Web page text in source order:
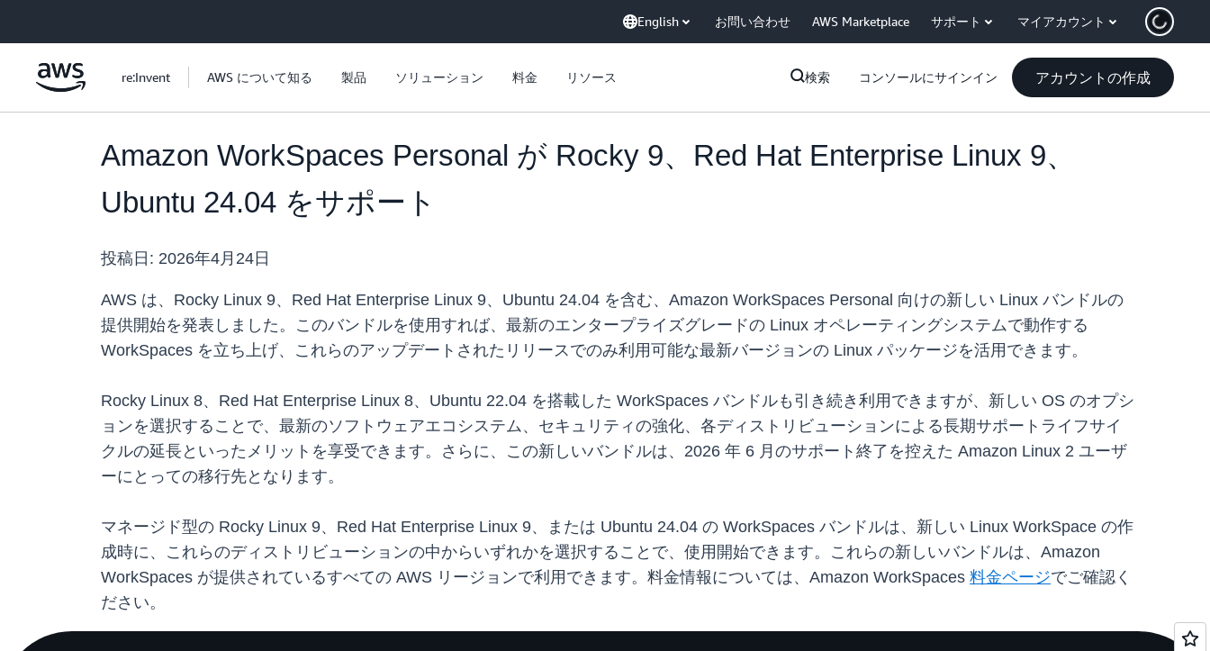
English お問い合わせ AWS Marketplace サポート マイアカウント
re:Invent AWS について知る 製品 ソリューション 料金 リソース 検索 コンソールにサインイン アカウントの作成
Amazon WorkSpaces Personal が Rocky 9、Red Hat Enterprise Linux 9、
Ubuntu 24.04 をサポート
投稿日: 2026年4月24日
AWS は、Rocky Linux 9、Red Hat Enterprise Linux 9、Ubuntu 24.04 を含む、Amazon WorkSpaces Personal 向けの新しい Linux バンドルの
提供開始を発表しました。このバンドルを使用すれば、最新のエンタープライズグレードの Linux オペレーティングシステムで動作する
WorkSpaces を立ち上げ、これらのアップデートされたリリースでのみ利用可能な最新バージョンの Linux パッケージを活用できます。
Rocky Linux 8、Red Hat Enterprise Linux 8、Ubuntu 22.04 を搭載した WorkSpaces バンドルも引き続き利用できますが、新しい OS のオプシ
ョンを選択することで、最新のソフトウェアエコシステム、セキュリティの強化、各ディストリビューションによる長期サポートライフサイ
クルの延長といったメリットを享受できます。さらに、この新しいバンドルは、2026 年 6 月のサポート終了を控えた Amazon Linux 2 ユーザ
ーにとっての移行先となります。
マネージド型の Rocky Linux 9、Red Hat Enterprise Linux 9、または Ubuntu 24.04 の WorkSpaces バンドルは、新しい Linux WorkSpace の作
成時に、これらのディストリビューションの中からいずれかを選択することで、使用開始できます。これらの新しいバンドルは、Amazon
WorkSpaces が提供されているすべての AWS リージョンで利用できます。料金情報については、Amazon WorkSpaces 料金ページでご確認く
ださい。